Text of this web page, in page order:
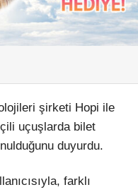
şirketi Hopi ile
uçuşlarda bilet
duyurdu.
farklı